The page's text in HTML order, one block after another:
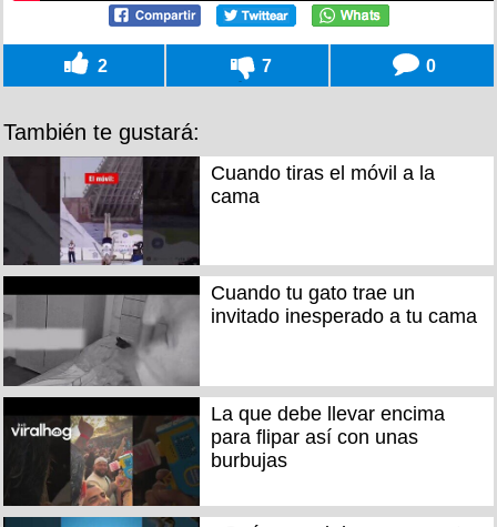
2 7 0
También te gustará:
Cuando tiras el móvil a la
cama
Cuando tu gato trae un
invitado inesperado a tu cama
La que debe llevar encima
para flipar así con unas
burbujas